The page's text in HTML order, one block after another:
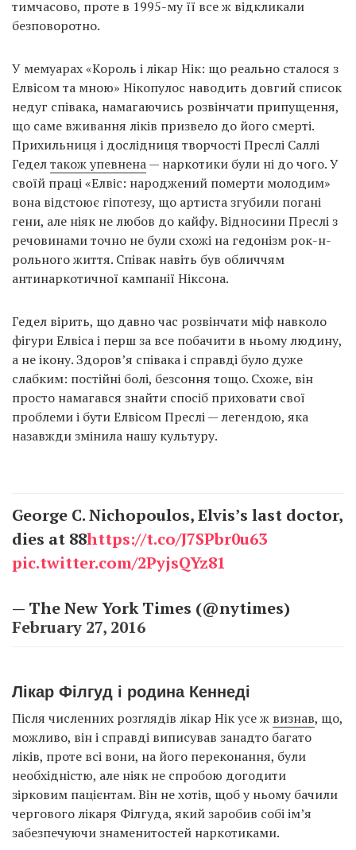
тимчасово, проте в 1995-му її все ж відкликали
безповоротно.
У мемуарах «Король і лікар Нік: що реально сталося з
Елвісом та мною» Нікопулос наводить довгий список
недуг співака, намагаючись розвінчати припущення,
що саме вживання ліків призвело до його смерті.
Прихильниця і дослідниця творчості Преслі Саллі
Геделтакож упевнена— наркотики були ні до чого. У
своїй праці «Елвіс: народжений померти молодим»
вона відстоює гіпотезу, що артиста згубили погані
гени, але ніяк не любов до кайфу. Відносини Преслі з
речовинами точно не були схожі на гедонізм рок-н-
рольного життя. Співак навіть був обличчям
антинаркотичної кампанії Ніксона.
Гедел вірить, що давно час розвінчати міф навколо
фігури Елвіса і перш за все побачити в ньому людину,
а не ікону. Здоров’я співака і справді було дуже
слабким: постійні болі, безсоння тощо. Схоже, він
просто намагався знайти спосіб приховати свої
проблеми і бути Елвісом Преслі — легендою, яка
назавжди змінила нашу культуру.
George C. Nichopoulos, Elvis’s last doctor,
dies at 88https://t.co/J7SPbr0u63
pic.twitter.com/2PyjsQYz81
— The New York Times (@nytimes)
February 27, 2016
Лікар Філгуд і родина Кеннеді
Після численних розглядів лікар Нік усе ж визнав, що,
можливо, він і справді виписував занадто багато
ліків, проте всі вони, на його переконання, були
необхідністю, але ніяк не спробою догодити
зірковим пацієнтам. Він не хотів, щоб у ньому бачили
чергового лікаря Філгуда, який заробив собі ім’я
забезпечуючи знаменитостей наркотиками.